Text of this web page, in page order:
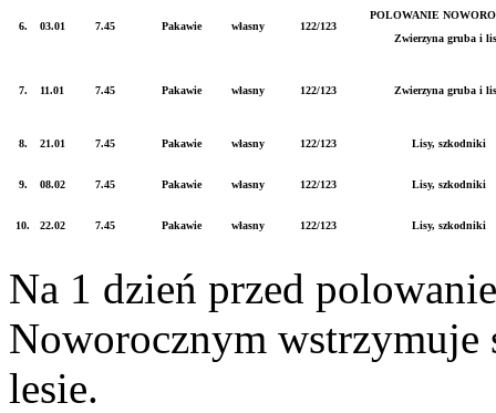
6. 03.01 7.45 Pakawie własny 122/123
POLOWANIE
Zwierzyna gruba i
7. 11.01 7.45 Pakawie własny 122/123 Zwierzyna gruba i
8. 21.01 7.45 Pakawie własny 122/123 Lisy, szkodniki
9. 08.02 7.45 Pakawie własny 122/123 Lisy, szkodniki
10. 22.02 7.45 Pakawie własny 122/123 Lisy, szkodniki
Na 1 dzień przed
Noworocznym
lesie.